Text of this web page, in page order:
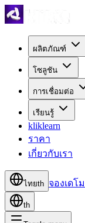
ผลิตภัณฑ์
โซลูชัน
การเชื่อมต่อ
เรียนรู้
kliklearn
ราคา
เกี่ยวกับเรา
ไทยth จองเดโม
th